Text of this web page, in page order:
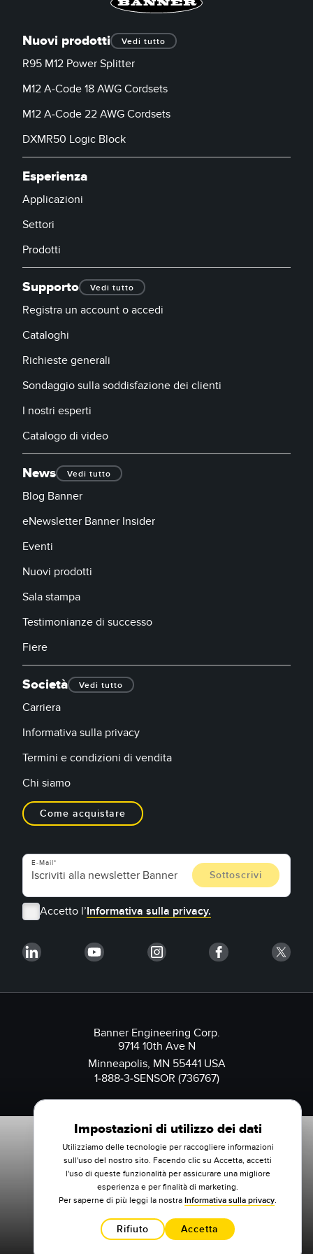
Nuovi prodotti Vedi tutto
R95 M12 Power Splitter
M12 A-Code 18 AWG Cordsets
M12 A-Code 22 AWG Cordsets
DXMR50 Logic Block
Esperienza
Applicazioni
Settori
Prodotti
Supporto Vedi tutto
Registra un account o accedi
Cataloghi
Richieste generali
Sondaggio sulla soddisfazione dei clienti
I nostri esperti
Catalogo di video
News Vedi tutto
Blog Banner
eNewsletter Banner Insider
Eventi
Nuovi prodotti
Sala stampa
Testimonianze di successo
Fiere
Società Vedi tutto
Carriera
Informativa sulla privacy
Termini e condizioni di vendita
Chi siamo
Come acquistare
E-Mail
Accetto l’Informativa sulla privacy.
Banner Engineering Corp.
9714 10th Ave N
Minneapolis, MN 55441 USA
1-888-3-SENSOR (736767)
Impostazioni di utilizzo dei dati
Utilizziamo delle tecnologie per raccogliere informazioni
sull'uso del nostro sito. Facendo clic su Accetta, accetti
l'uso di queste funzionalità per assicurare una migliore
esperienza e per finalità di marketing.
Per saperne di più leggi la nostra Informativa sulla privacy.
Rifiuto Accetta